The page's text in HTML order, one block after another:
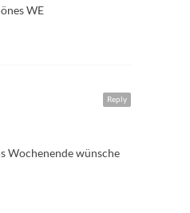
WE
Reply
Wochenende wünsche